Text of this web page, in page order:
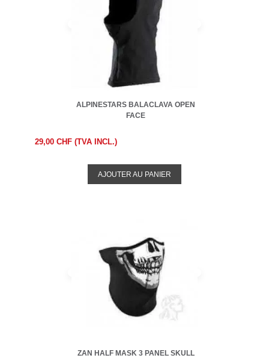
ALPINESTARS BALACLAVA OPEN
FACE
29,00 CHF (TVA INCL.)
AJOUTER AU PANIER
ZAN HALF MASK 3 PANEL SKULL